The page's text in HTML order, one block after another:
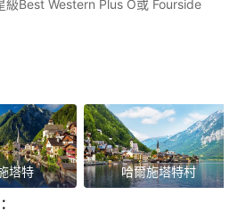
級Best Western Plus O或 Fourside
塔特 哈爾施塔特村
：